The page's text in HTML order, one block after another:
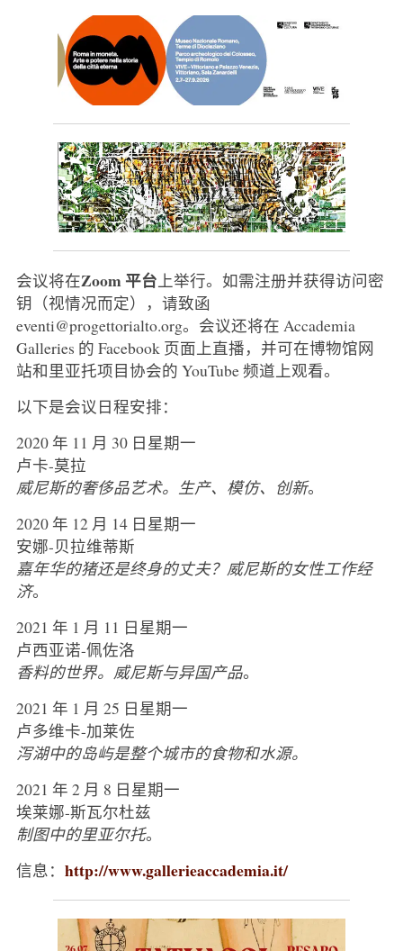
会议将在Zoom 平台 上举行。如需注册并获得访问密
钥（视情况而定），请致函
eventi@progettorialto.org。会议还将在 Accademia
Galleries 的 Facebook 页面上直播，并可在博物馆网
站和里亚托项目协会的 YouTube 频道上观看。
以下是会议日程安排：
2020 年 11 月 30 日星期一
卢卡-莫拉
威尼斯的奢侈品艺术。生产、模仿、创新。
2020 年 12 月 14 日星期一
安娜-贝拉维蒂斯
嘉年华的猪还是终身的丈夫？威尼斯的女性工作经
济。
2021 年 1 月 11 日星期一
卢西亚诺-佩佐洛
香料的世界。威尼斯与异国产品。
2021 年 1 月 25 日星期一
卢多维卡-加莱佐
泻湖中的岛屿是整个城市的食物和水源。
2021 年 2 月 8 日星期一
埃莱娜-斯瓦尔杜兹
制图中的里亚尔托。
信息： http://www.gallerieaccademia.it/